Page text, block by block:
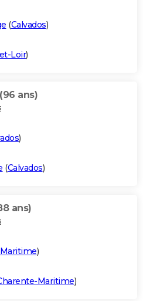
(Calvados)
Loir)
(96 ans)
)
(Calvados)
ans)
)
Maritime)